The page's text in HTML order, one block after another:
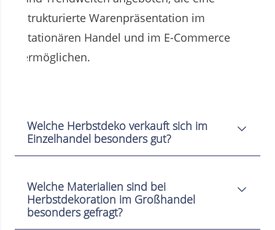
strukturierte Warenpräsentation im
stationären Handel und im E-Commerce
ermöglichen.
Welche Herbstdeko verkauft sich im
Einzelhandel besonders gut?
Welche Materialien sind bei
Herbstdekoration im Großhandel
besonders gefragt?